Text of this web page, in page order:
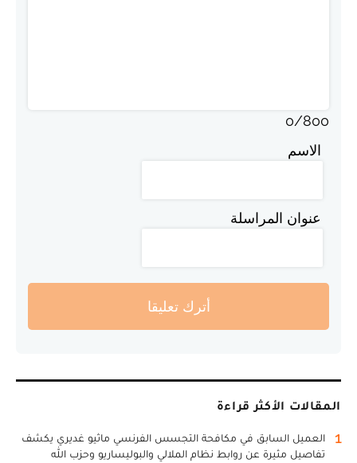
0/800
الاسم
عنوان المراسلة
أترك تعليقا
المقالات الأكثر قراءة
1
العميل السابق في مكافحة التجسس الفرنسي ماثيو غديري يكشف
تفاصيل مثيرة عن روابط نظام الملالي والبوليساريو وحزب الله